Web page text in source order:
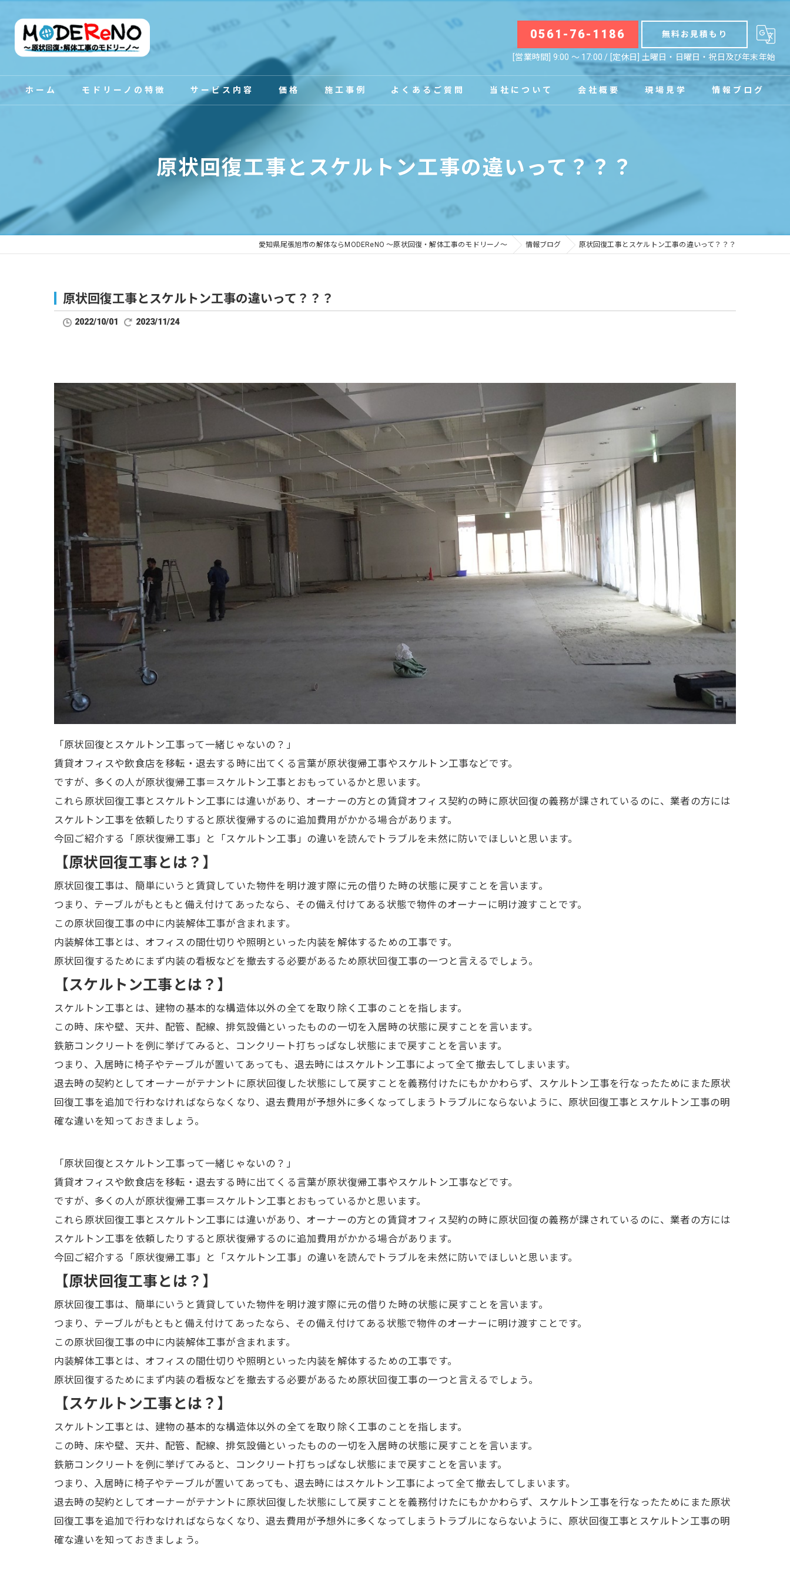
0561-76-1186 無料お見積もり
[営業時間] 9:00 〜 17:00 / [定休日] 土曜日・日曜日・祝日及び年末年始
ホーム モドリーノの特徴 サービス内容 価格 施工事例 よくあるご質問 当社について
事務所
工場
会社概要 現場見学 情報ブログ
原状回復工事とスケルトン工事の違いって？？？
愛知県尾張旭市の解体ならMODEReNO ～原状回復・解体工事のモドリーノ～ 情報ブログ 原状回復工事とスケルトン工事の違いって？？？
原状回復工事とスケルトン工事の違いって？？？
2022/10/01 2023/11/24
「原状回復とスケルトン工事って一緒じゃないの？」
賃貸オフィスや飲食店を移転・退去する時に出てくる言葉が原状復帰工事やスケルトン工事などです。
ですが、多くの人が原状復帰工事＝スケルトン工事とおもっているかと思います。
これら原状回復工事とスケルトン工事には違いがあり、オーナーの方との賃貸オフィス契約の時に原状回復の義務が課されているのに、業者の方には
スケルトン工事を依頼したりすると原状復帰するのに追加費用がかかる場合があります。
今回ご紹介する「原状復帰工事」と「スケルトン工事」の違いを読んでトラブルを未然に防いでほしいと思います。
【原状回復工事とは？】
原状回復工事は、簡単にいうと賃貸していた物件を明け渡す際に元の借りた時の状態に戻すことを言います。
つまり、テーブルがもともと備え付けてあったなら、その備え付けてある状態で物件のオーナーに明け渡すことです。
この原状回復工事の中に内装解体工事が含まれます。
内装解体工事とは、オフィスの間仕切りや照明といった内装を解体するための工事です。
原状回復するためにまず内装の看板などを撤去する必要があるため原状回復工事の一つと言えるでしょう。
【スケルトン工事とは？】
スケルトン工事とは、建物の基本的な構造体以外の全てを取り除く工事のことを指します。
この時、床や壁、天井、配管、配線、排気設備といったものの一切を入居時の状態に戻すことを言います。
鉄筋コンクリートを例に挙げてみると、コンクリート打ちっぱなし状態にまで戻すことを言います。
つまり、入居時に椅子やテーブルが置いてあっても、退去時にはスケルトン工事によって全て撤去してしまいます。
退去時の契約としてオーナーがテナントに原状回復した状態にして戻すことを義務付けたにもかかわらず、スケルトン工事を行なったためにまた原状
回復工事を追加で行わなければならなくなり、退去費用が予想外に多くなってしまうトラブルにならないように、原状回復工事とスケルトン工事の明
確な違いを知っておきましょう。
「原状回復とスケルトン工事って一緒じゃないの？」
賃貸オフィスや飲食店を移転・退去する時に出てくる言葉が原状復帰工事やスケルトン工事などです。
ですが、多くの人が原状復帰工事＝スケルトン工事とおもっているかと思います。
これら原状回復工事とスケルトン工事には違いがあり、オーナーの方との賃貸オフィス契約の時に原状回復の義務が課されているのに、業者の方には
スケルトン工事を依頼したりすると原状復帰するのに追加費用がかかる場合があります。
今回ご紹介する「原状復帰工事」と「スケルトン工事」の違いを読んでトラブルを未然に防いでほしいと思います。
【原状回復工事とは？】
原状回復工事は、簡単にいうと賃貸していた物件を明け渡す際に元の借りた時の状態に戻すことを言います。
つまり、テーブルがもともと備え付けてあったなら、その備え付けてある状態で物件のオーナーに明け渡すことです。
この原状回復工事の中に内装解体工事が含まれます。
内装解体工事とは、オフィスの間仕切りや照明といった内装を解体するための工事です。
原状回復するためにまず内装の看板などを撤去する必要があるため原状回復工事の一つと言えるでしょう。
【スケルトン工事とは？】
スケルトン工事とは、建物の基本的な構造体以外の全てを取り除く工事のことを指します。
この時、床や壁、天井、配管、配線、排気設備といったものの一切を入居時の状態に戻すことを言います。
鉄筋コンクリートを例に挙げてみると、コンクリート打ちっぱなし状態にまで戻すことを言います。
つまり、入居時に椅子やテーブルが置いてあっても、退去時にはスケルトン工事によって全て撤去してしまいます。
退去時の契約としてオーナーがテナントに原状回復した状態にして戻すことを義務付けたにもかかわらず、スケルトン工事を行なったためにまた原状
回復工事を追加で行わなければならなくなり、退去費用が予想外に多くなってしまうトラブルにならないように、原状回復工事とスケルトン工事の明
確な違いを知っておきましょう。